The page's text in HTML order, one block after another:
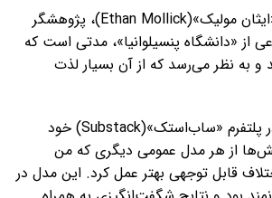
به نقل از تک‌کرانچ، «ایثان مولیک»(Ethan Mollick)، پژوهشگر
«دانشگاه پنسیلوانیا»، مدتی است که
و به نظر می‌رسد که از آن بسیار لذت
مولیک روز سه‌شنبه در پلتفرم «ساب‌استک»(Substack) خود
از هر مدل عمومی دیگری که من
قابل توجهی بهتر عمل کرد. این مدل در